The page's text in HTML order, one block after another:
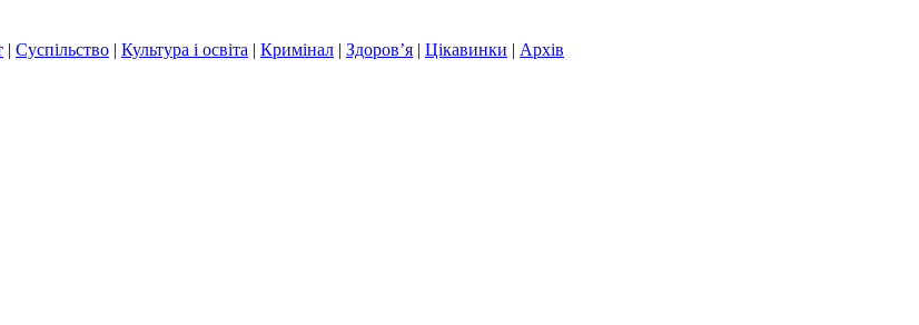
| Суспільство | Культура і освіта | Кримінал | Здоров’я | Цікавинки | Архів